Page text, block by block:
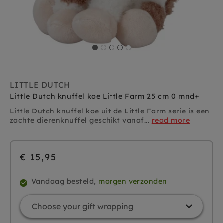
LITTLE DUTCH
Little Dutch knuffel koe Little Farm 25 cm 0 mnd+
Little Dutch knuffel koe uit de Little Farm serie is een
zachte dierenknuffel geschikt vanaf... read more
€ 15,95
Vandaag besteld, morgen verzonden